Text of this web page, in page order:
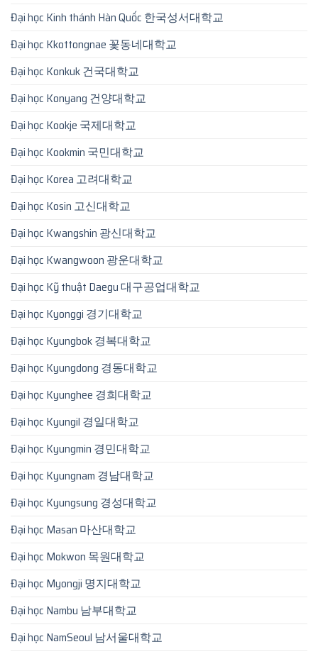
Đại học Kinh thánh Hàn Quốc 한국성서대학교
Đại học Kkottongnae 꽃동네대학교
Đại học Konkuk 건국대학교
Đại học Konyang 건양대학교
Đại học Kookje 국제대학교
Đại học Kookmin 국민대학교
Đại học Korea 고려대학교
Đại học Kosin 고신대학교
Đại học Kwangshin 광신대학교
Đại học Kwangwoon 광운대학교
Đại học Kỹ thuật Daegu 대구공업대학교
Đại học Kyonggi 경기대학교
Đại học Kyungbok 경복대학교
Đại học Kyungdong 경동대학교
Đại học Kyunghee 경희대학교
Đại học Kyungil 경일대학교
Đại học Kyungmin 경민대학교
Đại học Kyungnam 경남대학교
Đại học Kyungsung 경성대학교
Đại học Masan 마산대학교
Đại học Mokwon 목원대학교
Đại học Myongji 명지대학교
Đại học Nambu 남부대학교
Đại học NamSeoul 남서울대학교